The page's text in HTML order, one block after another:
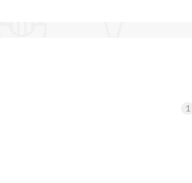
了导入导出效率，包括保留